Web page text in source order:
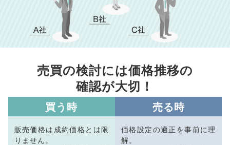
売買の検討には価格推移の
確認が大切！
買う時
販売価格は成約価格とは限
りません。
売る時
価格設定の適正を事前に理
解。